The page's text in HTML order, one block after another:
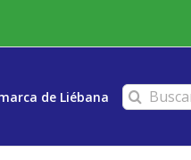
de Liébana Buscar: